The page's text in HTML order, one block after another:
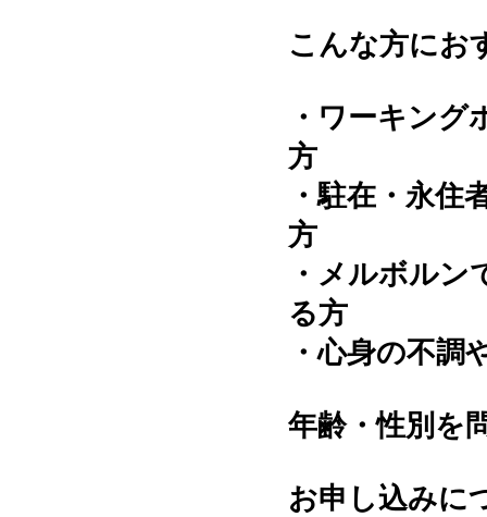
こんな方にお
・ワーキング
方
・駐在・永住
方
・メルボルン
る方
・心身の不
年齢・性別を
お申し込みに